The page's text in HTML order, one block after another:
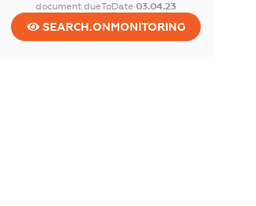
document.dueToDate03.04.23
SEARCH.ONMONITORING